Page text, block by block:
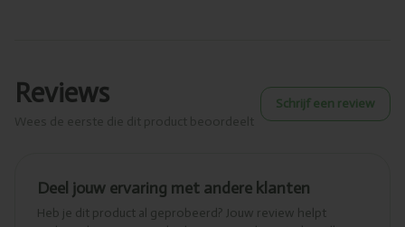
Reviews Schrijf een review
Deel jouw ervaring met andere klanten
Heb je dit product al geprobeerd? Jouw review helpt